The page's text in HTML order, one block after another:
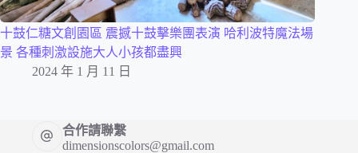
十鼓仁糖文創園區 震撼十鼓擊樂團表演 哈利波特魔法場
景 各種刺激設施大人小孩都盡興
2024 年 1 月 11 日
合作請聯繫
dimensionscolors@gmail.com